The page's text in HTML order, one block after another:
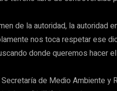
de la autoridad, la autoridad
nos toca respetar ese
donde queremos hacer
Secretaría de Medio Ambiente